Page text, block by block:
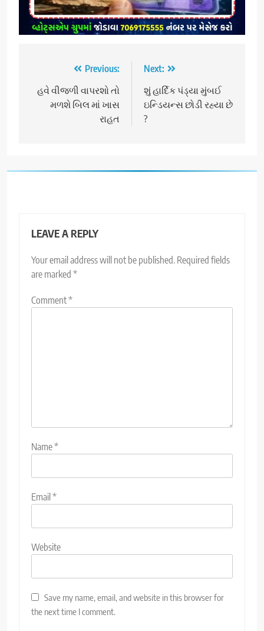
navigation
Previous:
હવે વીજળી વાપરશો તો
મળશે બિલ માં ખાસ
રાહત
Next:
શું હાર્દિક પંડ્યા મુંબઈ
ઇન્ડિયન્સ છોડી રહ્યા છે
?
LEAVE A REPLY
Your email address will not be published. Required fields
are marked *
Comment*
Name*
Email*
Website
Save my name, email, and website in this browser for
the next time I comment.